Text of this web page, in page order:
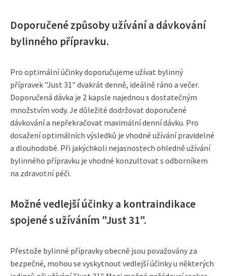
Doporučené způsoby užívání a dávkování
bylinného přípravku.
Pro optimální účinky doporučujeme užívat bylinný
přípravek "Just 31" dvakrát denně, ideálně ráno a večer.
Doporučená dávka je 2 kapsle najednou s dostatečným
množstvím vody. Je důležité dodržovat doporučené
dávkování a nepřekračovat maximální denní dávku. Pro
dosažení optimálních výsledků je vhodné užívání pravidelné
a dlouhodobé. Při jakýchkoli nejasnostech ohledně užívání
bylinného přípravku je vhodné konzultovat s odborníkem
na zdravotní péči.
Možné vedlejší účinky a kontraindikace
spojené s užíváním "Just 31".
Přestože bylinné přípravky obecně jsou považovány za
bezpečné, mohou se vyskytnout vedlejší účinky u některých